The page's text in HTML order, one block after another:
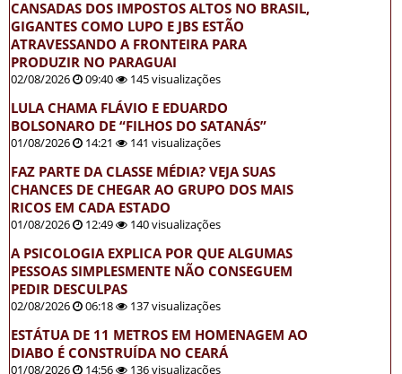
CANSADAS DOS IMPOSTOS ALTOS NO BRASIL,
GIGANTES COMO LUPO E JBS ESTÃO
ATRAVESSANDO A FRONTEIRA PARA
PRODUZIR NO PARAGUAI
02/08/2026 09:40 145 visualizações
LULA CHAMA FLÁVIO E EDUARDO
BOLSONARO DE “FILHOS DO SATANÁS”
01/08/2026 14:21 141 visualizações
FAZ PARTE DA CLASSE MÉDIA? VEJA SUAS
CHANCES DE CHEGAR AO GRUPO DOS MAIS
RICOS EM CADA ESTADO
01/08/2026 12:49 140 visualizações
A PSICOLOGIA EXPLICA POR QUE ALGUMAS
PESSOAS SIMPLESMENTE NÃO CONSEGUEM
PEDIR DESCULPAS
02/08/2026 06:18 137 visualizações
ESTÁTUA DE 11 METROS EM HOMENAGEM AO
DIABO É CONSTRUÍDA NO CEARÁ
01/08/2026 14:56 136 visualizações